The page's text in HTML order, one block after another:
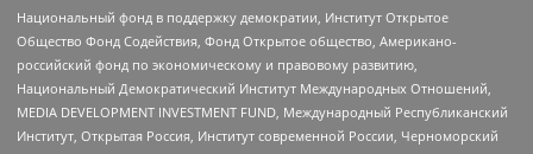
Национальный фонд в поддержку демократии, Институт Открытое
Общество Фонд Содействия, Фонд Открытое общество, Американо-
российский фонд по экономическому и правовому развитию,
Национальный Демократический Институт Международных Отношений,
MEDIA DEVELOPMENT INVESTMENT FUND, Международный Республиканский
Институт, Открытая Россия, Институт современной России, Черноморский